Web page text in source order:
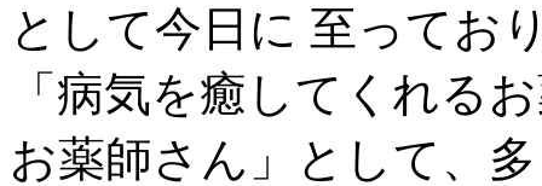
として今日に 至ってお
「病気を癒してくれる
お薬師さん」として、